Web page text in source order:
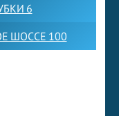
6
ШОССЕ 100